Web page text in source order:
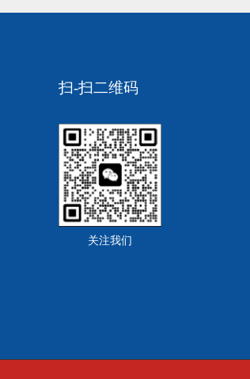
扫-扫二维码
关注我们